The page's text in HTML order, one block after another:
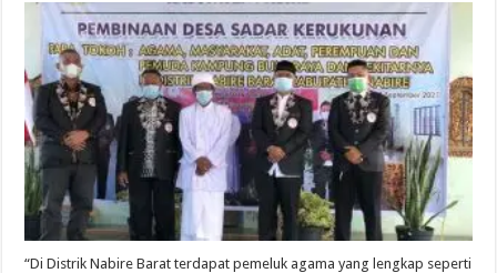
“Di Distrik Nabire Barat terdapat pemeluk agama yang lengkap seperti